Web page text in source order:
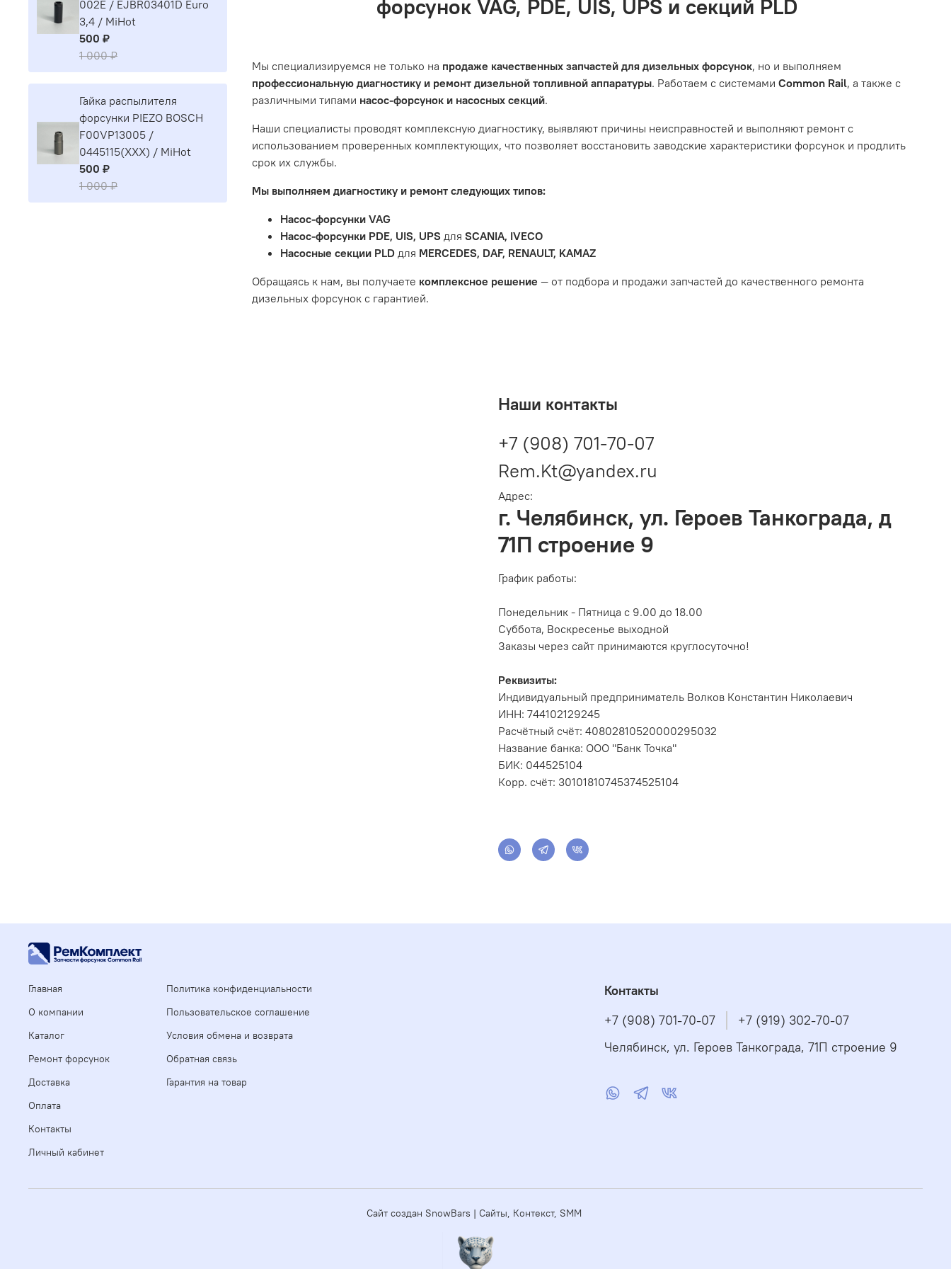
эксплуатации автомобиля. Если у вас возникнут проблемы с отремонтированной системой, мы обязательно разберемся в
Гарантия не распространяется на следующие случаи:
Истек гарантийный срок.
Товар является расходным материалом, который подвержен естественному износу. Это включает тормозные колодки,
диски сцепления, свечи зажигания и т.д.
Неисправности вызваны ДТП, неправильной установкой или чрезмерным износом.
форсунок VAG, PDE, UIS, UPS и секций PLD
Мы специализируемся не только на продаже качественных запчастей для дизельных форсунок, но и выполняем
профессиональную диагностику и ремонт дизельной топливной аппаратуры. Работаем с системами Common Rail, а также с
различными типами насос-форсунок и насосных секций.
Наши специалисты проводят комплексную диагностику, выявляют причины неисправностей и выполняют ремонт с
использованием проверенных комплектующих, что позволяет восстановить заводские характеристики форсунок и продлить
срок их службы.
Мы выполняем диагностику и ремонт следующих типов:
Насос-форсунки VAG
Насос-форсунки PDE, UIS, UPS для SCANIA, IVECO
Насосные секции PLDдля MERCEDES, DAF, RENAULT, KAMAZ
Обращаясь к нам, вы получаете комплексное решение — от подбора и продажи запчастей до качественного ремонта
дизельных форсунок с гарантией.
002E / EJBR03401D Euro
3,4 / MiHot
500 ₽
1 000 ₽
Гайка распылителя
форсунки PIEZO BOSCH
F00VP13005 /
0445115(XXX) / MiHot
500 ₽
1 000 ₽
Наши контакты
+7 (908) 701-70-07
Rem.Kt@yandex.ru
Адрес:
г. Челябинск, ул. Героев Танкограда, д
71П строение 9
График работы:
Понедельник - Пятница с 9.00 до 18.00
Суббота, Воскресенье выходной
Заказы через сайт принимаются круглосуточно!
Реквизиты:
Индивидуальный предприниматель Волков Константин Николаевич
ИНН: 744102129245
Расчётный счёт: 40802810520000295032
Название банка: ООО "Банк Точка"
БИК: 044525104
Корр. счёт: 30101810745374525104
Главная
О компании
Каталог
Ремонт форсунок
Доставка
Оплата
Контакты
Личный кабинет
Политика конфиденциальности
Пользовательское соглашение
Условия обмена и возврата
Обратная связь
Гарантия на товар
Контакты
+7 (908) 701-70-07
+7 (919) 302-70-07
Челябинск, ул. Героев Танкограда, 71П строение 9
Сайт создан SnowBars | Сайты, Контекст, SMM